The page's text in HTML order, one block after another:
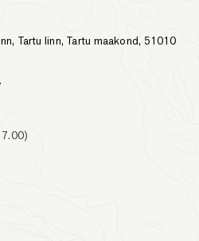
Tartu linn, Tartu maakond, 51010